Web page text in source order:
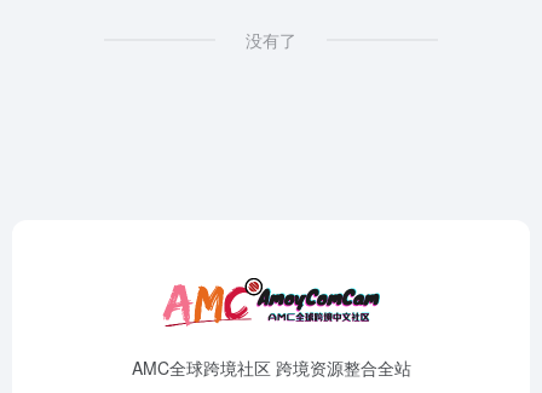
没有了
AMC全球跨境社区 跨境资源整合全站